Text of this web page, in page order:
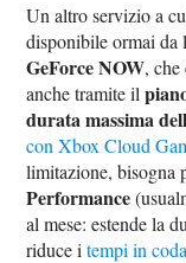
Un altro servizio a
disponibile ormai
GeForce NOW,
anche tramite il
durata massima
con Xbox Cloud
limitazione, bisogna
Performance
al mese: estende la
riduce itempi in